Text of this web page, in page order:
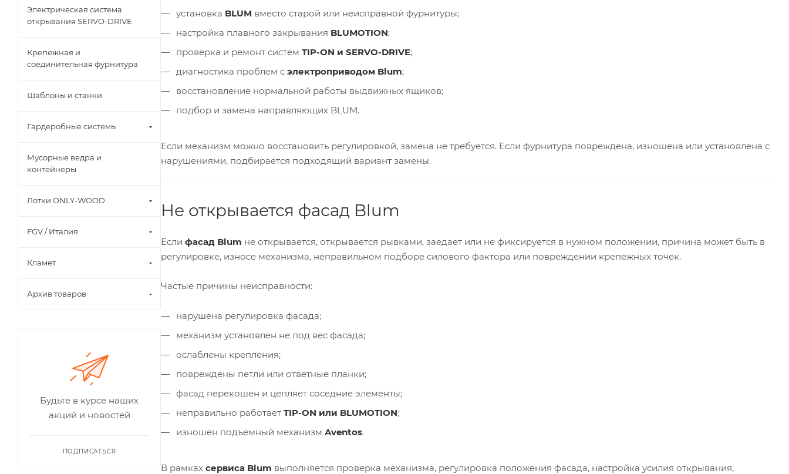
установка BLUM вместо старой или неисправной фурнитуры;
настройка плавного закрывания BLUMOTION;
проверка и ремонт систем TIP-ON и SERVO-DRIVE;
диагностика проблем с электроприводом Blum;
восстановление нормальной работы выдвижных ящиков;
подбор и замена направляющих BLUM.
Если механизм можно восстановить регулировкой, замена не требуется. Если фурнитура повреждена, изношена или установлена с
нарушениями, подбирается подходящий вариант замены.
Не открывается фасад Blum
Если фасад Blum не открывается, открывается рывками, заедает или не фиксируется в нужном положении, причина может быть в
регулировке, износе механизма, неправильном подборе силового фактора или повреждении крепежных точек.
Частые причины неисправности:
нарушена регулировка фасада;
механизм установлен не под вес фасада;
ослаблены крепления;
повреждены петли или ответные планки;
фасад перекошен и цепляет соседние элементы;
неправильно работает TIP-ON или BLUMOTION;
изношен подъемный механизм Aventos.
В рамках сервиса Blum выполняется проверка механизма, регулировка положения фасада, настройка усилия открывания,
Электрическая система
открывания SERVO-DRIVE
Крепежная и
соединительная фурнитура
Шаблоны и станки
Гардеробные системы
Мусорные ведра и
контейнеры
Лотки ONLY-WOOD
FGV / Италия
Кламет
Архив товаров
Будьте в курсе наших
акций и новостей
ПОДПИСАТЬСЯ